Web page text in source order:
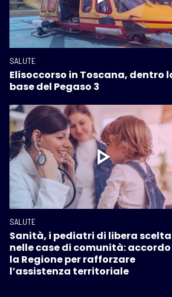
SALUTE
Elisoccorso in Toscana, dentro
base del Pegaso 3
SALUTE
Sanità, i pediatri di libera scelta
nelle case di comunità:
la Regione per rafforzare
l’assistenza territoriale